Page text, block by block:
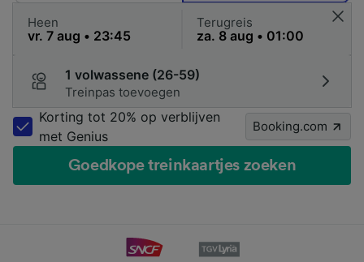
Heen Terugreis
1 volwassene (26-59)
Treinpas toevoegen
Korting tot 20% op verblijven
met Genius
Booking.com
Goedkope treinkaartjes zoeken